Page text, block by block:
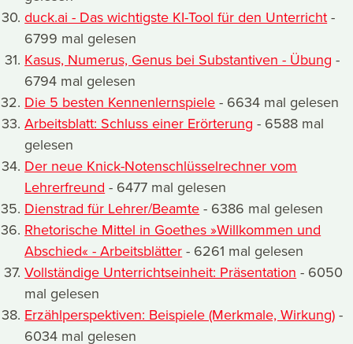
duck.ai - Das wichtigste KI-Tool für den Unterricht -
6799 mal gelesen
Kasus, Numerus, Genus bei Substantiven - Übung -
6794 mal gelesen
Die 5 besten Kennenlernspiele - 6634 mal gelesen
Arbeitsblatt: Schluss einer Erörterung - 6588 mal
gelesen
Der neue Knick-Notenschlüsselrechner vom
Lehrerfreund - 6477 mal gelesen
Dienstrad für Lehrer/Beamte - 6386 mal gelesen
Rhetorische Mittel in Goethes »Willkommen und
Abschied« - Arbeitsblätter - 6261 mal gelesen
Vollständige Unterrichtseinheit: Präsentation - 6050
mal gelesen
Erzählperspektiven: Beispiele (Merkmale, Wirkung) -
6034 mal gelesen